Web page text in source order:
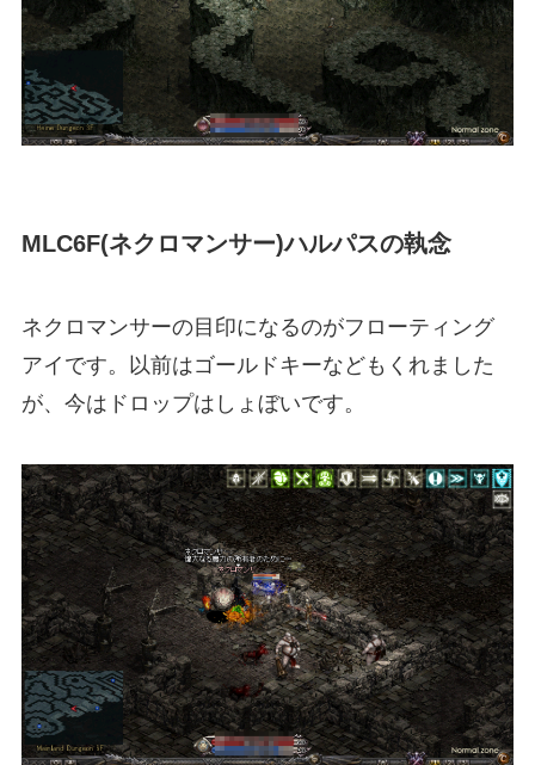
MLC6F(ネクロマンサー)ハルパスの執念
ネクロマンサーの目印になるのがフローティング
アイです。以前はゴールドキーなどもくれました
が、今はドロップはしょぼいです。